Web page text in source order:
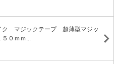
ク マジックテープ 超薄型マジッ
０ｍｍ...